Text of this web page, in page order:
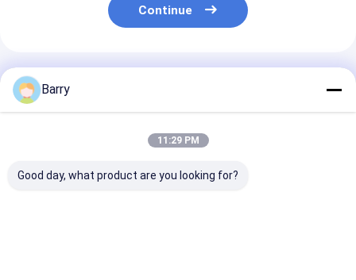
Continue
Produtos Recomendados
Barry
11:29 PM
Good day, what product are you looking for?